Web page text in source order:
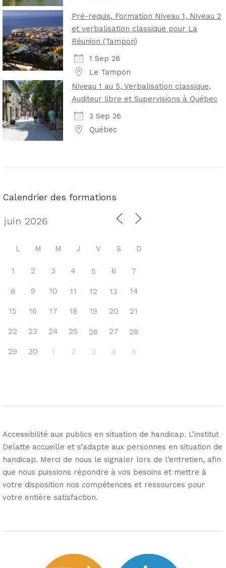
Pré-requis, Formation Niveau 1, Niveau 2
et verbalisation classique pour La
Réunion (Tampon)
1 Sep 26
Le Tampon
Niveau 1 au 5, Verbalisation classique,
Auditeur libre et Supervisions à Québec
3 Sep 26
Québec
Calendrier des formations
L M M J V S D
1 2 3 4 5 6 7
8 9 10 11 12 13 14
15 16 17 18 19 20 21
22 23 24 25 26 27 28
29 30 1 2 3 4 5
Accessibilité aux publics en situation de handicap. L'institut
Delatte accueille et s’adapte aux personnes en situation de
handicap. Merci de nous le signaler lors de l’entretien, afin
que nous puissions répondre à vos besoins et mettre à
votre disposition nos compétences et ressources pour
votre entière satisfaction.